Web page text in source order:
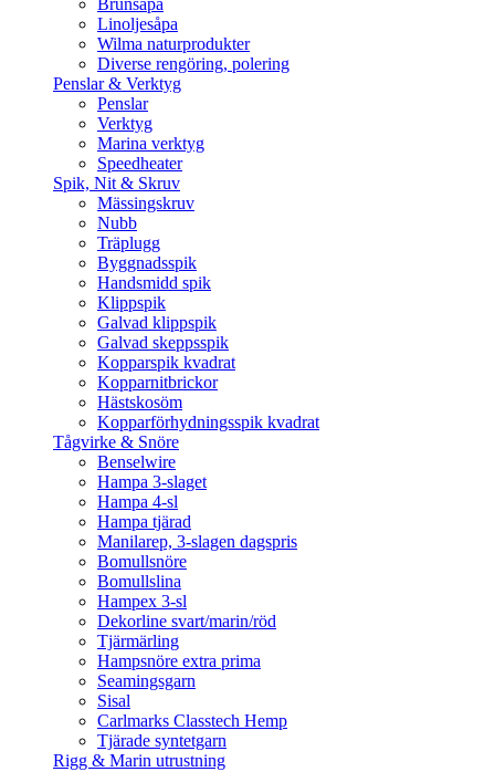
Brunsåpa
Linoljesåpa
Wilma naturprodukter
Diverse rengöring, polering
Penslar & Verktyg
Penslar
Verktyg
Marina verktyg
Speedheater
Spik, Nit & Skruv
Mässingskruv
Nubb
Träplugg
Byggnadsspik
Handsmidd spik
Klippspik
Galvad klippspik
Galvad skeppsspik
Kopparspik kvadrat
Kopparnitbrickor
Hästskosöm
Kopparförhydningsspik kvadrat
Tågvirke & Snöre
Benselwire
Hampa 3-slaget
Hampa 4-sl
Hampa tjärad
Manilarep, 3-slagen dagspris
Bomullsnöre
Bomullslina
Hampex 3-sl
Dekorline svart/marin/röd
Tjärmärling
Hampsnöre extra prima
Seamingsgarn
Sisal
Carlmarks Classtech Hemp
Tjärade syntetgarn
Rigg & Marin utrustning